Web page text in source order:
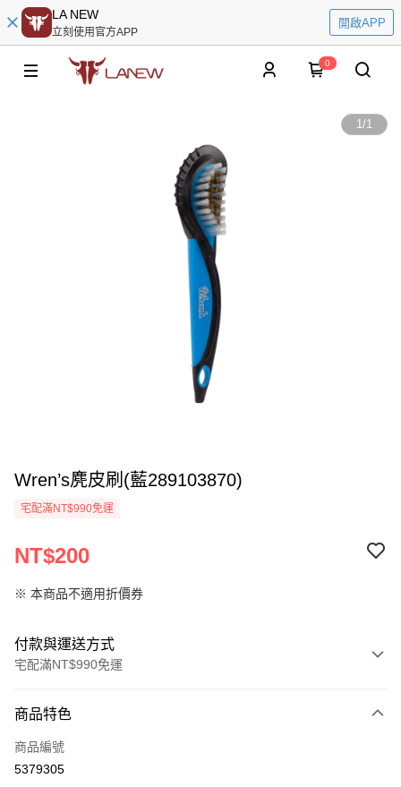
LA NEW
立刻使用官方APP
開啟APP
0
1/1
Wren’s麂皮刷(藍289103870)
宅配滿NT$990免運
NT$200
※ 本商品不適用折價券
付款與運送方式
宅配滿NT$990免運
信用卡一次付款
LINE Pay
商品特色
商品編號
5379305